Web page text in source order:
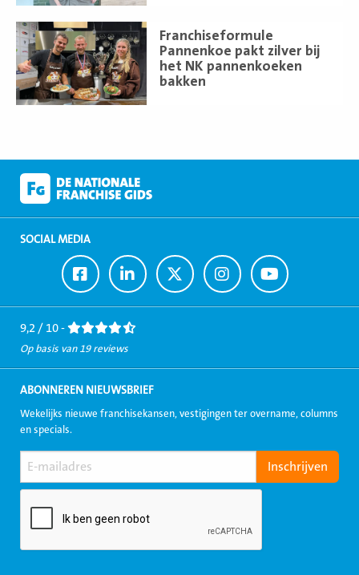
Franchiseformule
Pannenkoe pakt zilver bij
het NK pannenkoeken
bakken
Lees
meer
SOCIAL MEDIA
Ga
naar
Facebook
Ga
naar
LinkedIn
Ga
naar
Twitter
Ga
naar
Instagram
Ga
naar
Youtube
9,2 / 10 -
Op basis van 19 reviews
ABONNEREN NIEUWSBRIEF
Wekelijks nieuwe franchisekansen, vestigingen ter overname, columns
en specials.